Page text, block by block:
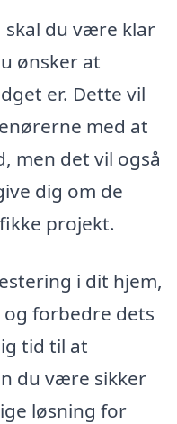
skal du være klar
ønsker at
er. Dette vil
med at
men det vil også
dig om de
projekt.
i dit hjem,
forbedre dets
tid til at
du være sikker
løsning for